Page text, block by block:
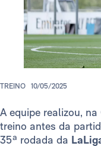
TREINO 10/05/2025
A equipe realizou, na
treino antes da
35ª rodada da